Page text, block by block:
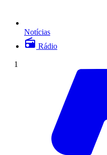
Notícias
Rádio
1